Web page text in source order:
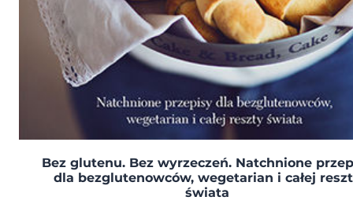
Bez glutenu. Bez wyrzeczeń. Natchnione
dla bezglutenowców, wegetarian i całej
świata